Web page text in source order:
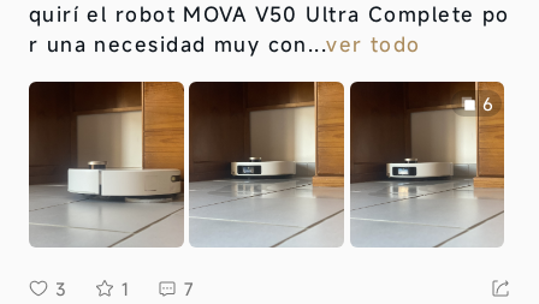
quirí el robot MOVA V50 Ultra Complete po
r una necesidad muy con...ver todo
6
3 1 7